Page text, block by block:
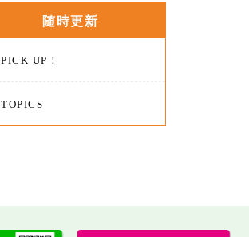
随時更新
PICK UP！
TOPICS